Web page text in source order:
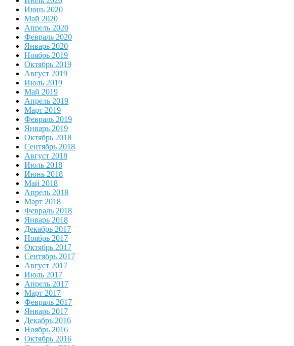
Июнь 2020
Май 2020
Апрель 2020
Февраль 2020
Январь 2020
Ноябрь 2019
Октябрь 2019
Август 2019
Июль 2019
Май 2019
Апрель 2019
Март 2019
Февраль 2019
Январь 2019
Октябрь 2018
Сентябрь 2018
Август 2018
Июль 2018
Июнь 2018
Май 2018
Апрель 2018
Март 2018
Февраль 2018
Январь 2018
Декабрь 2017
Ноябрь 2017
Октябрь 2017
Сентябрь 2017
Август 2017
Июль 2017
Апрель 2017
Март 2017
Февраль 2017
Январь 2017
Декабрь 2016
Ноябрь 2016
Октябрь 2016